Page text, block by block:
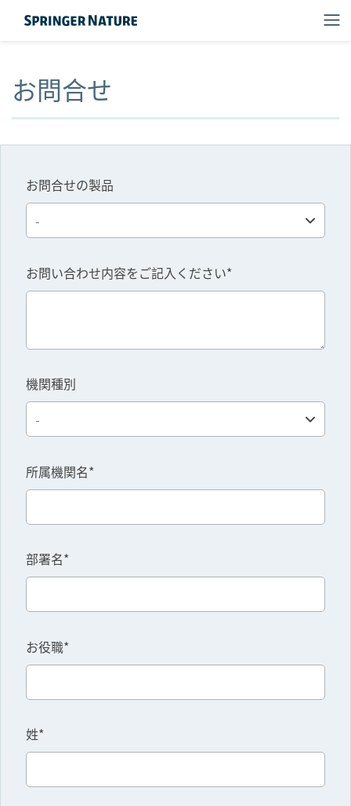
お問合せ
お問合せの製品
お問い合わせ内容をご記入ください*
機関種別
所属機関名*
部署名*
お役職*
姓*